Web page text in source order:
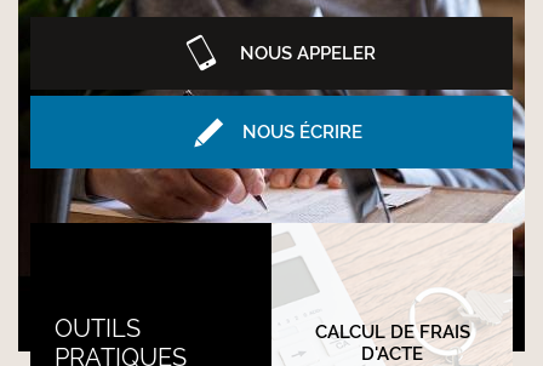
NOUS APPELER
NOUS ÉCRIRE
OUTILS
PRATIQUES
CALCUL DE FRAIS
D'ACTE
Transmission de patrimoine